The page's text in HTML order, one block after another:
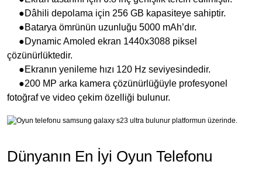
●Dâhili depolama için 256 GB kapasiteye sahiptir.
●Batarya ömrünün uzunluğu 5000 mAh’dır.
●Dynamic Amoled ekran 1440x3088 piksel
çözünürlüktedir.
●Ekranın yenileme hızı 120 Hz seviyesindedir.
●200 MP arka kamera çözünürlüğüyle profesyonel
fotoğraf ve video çekim özelliği bulunur.
Dünyanın En İyi Oyun Telefonu